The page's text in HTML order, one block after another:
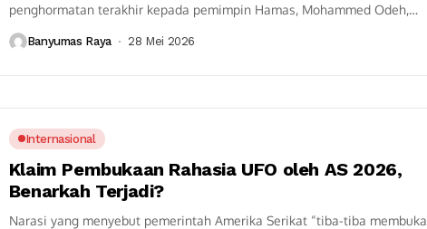
penghormatan terakhir kepada pemimpin Hamas, Mohammed Odeh,
Banyumas Raya 28 Mei 2026
Internasional
Klaim Pembukaan Rahasia UFO oleh AS 2026,
Benarkah Terjadi?
Narasi yang menyebut pemerintah Amerika Serikat “tiba-tiba membuka